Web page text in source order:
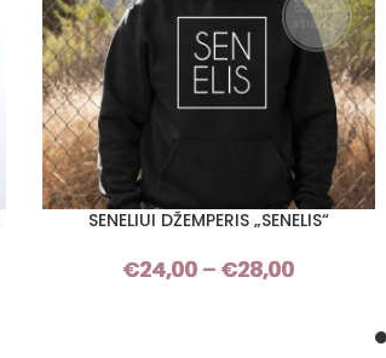
PASIRINKTI SAVYBES
SENELIUI DŽEMPERIS „SENELIS“
€24,00 – €28,00
€24,00